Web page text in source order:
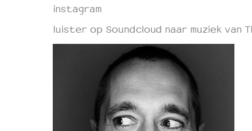
instagram
luister op Soundcloud naar muziek van